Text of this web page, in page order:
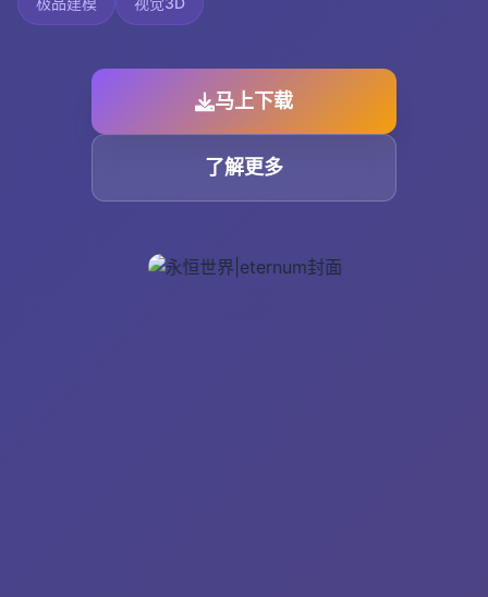
马上下载
了解更多